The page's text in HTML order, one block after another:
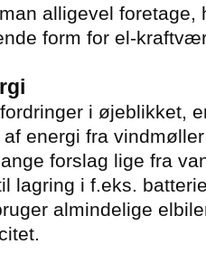
alligevel
form for el-
i øjeblikket,
energi fra
forslag lige fra
lagring i f.eks.
almindelige